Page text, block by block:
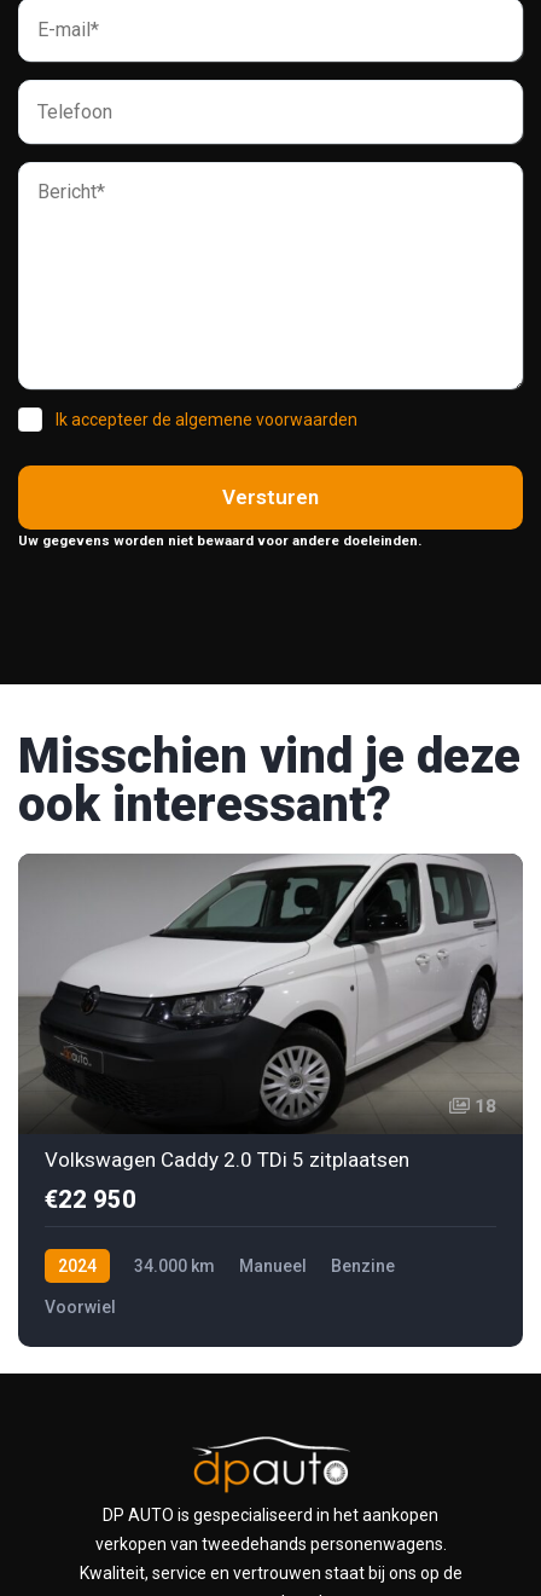
Ik accepteer de algemene voorwaarden
Versturen
Uw gegevens worden niet bewaard voor andere doeleinden.
Misschien vind je deze
ook interessant?
18
Volkswagen Caddy 2.0 TDi 5 zitplaatsen
€22 950
2024 34.000 km Manueel Benzine
Voorwiel
DP AUTO is gespecialiseerd in het aankopen
verkopen van tweedehands personenwagens.
Kwaliteit, service en vertrouwen staat bij ons op de